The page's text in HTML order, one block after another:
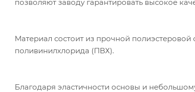
позволяют заводу гарантировать высокое
Материал состоит из прочной
поливинилхлорида (ПВХ).
Благодаря эластичности основы и